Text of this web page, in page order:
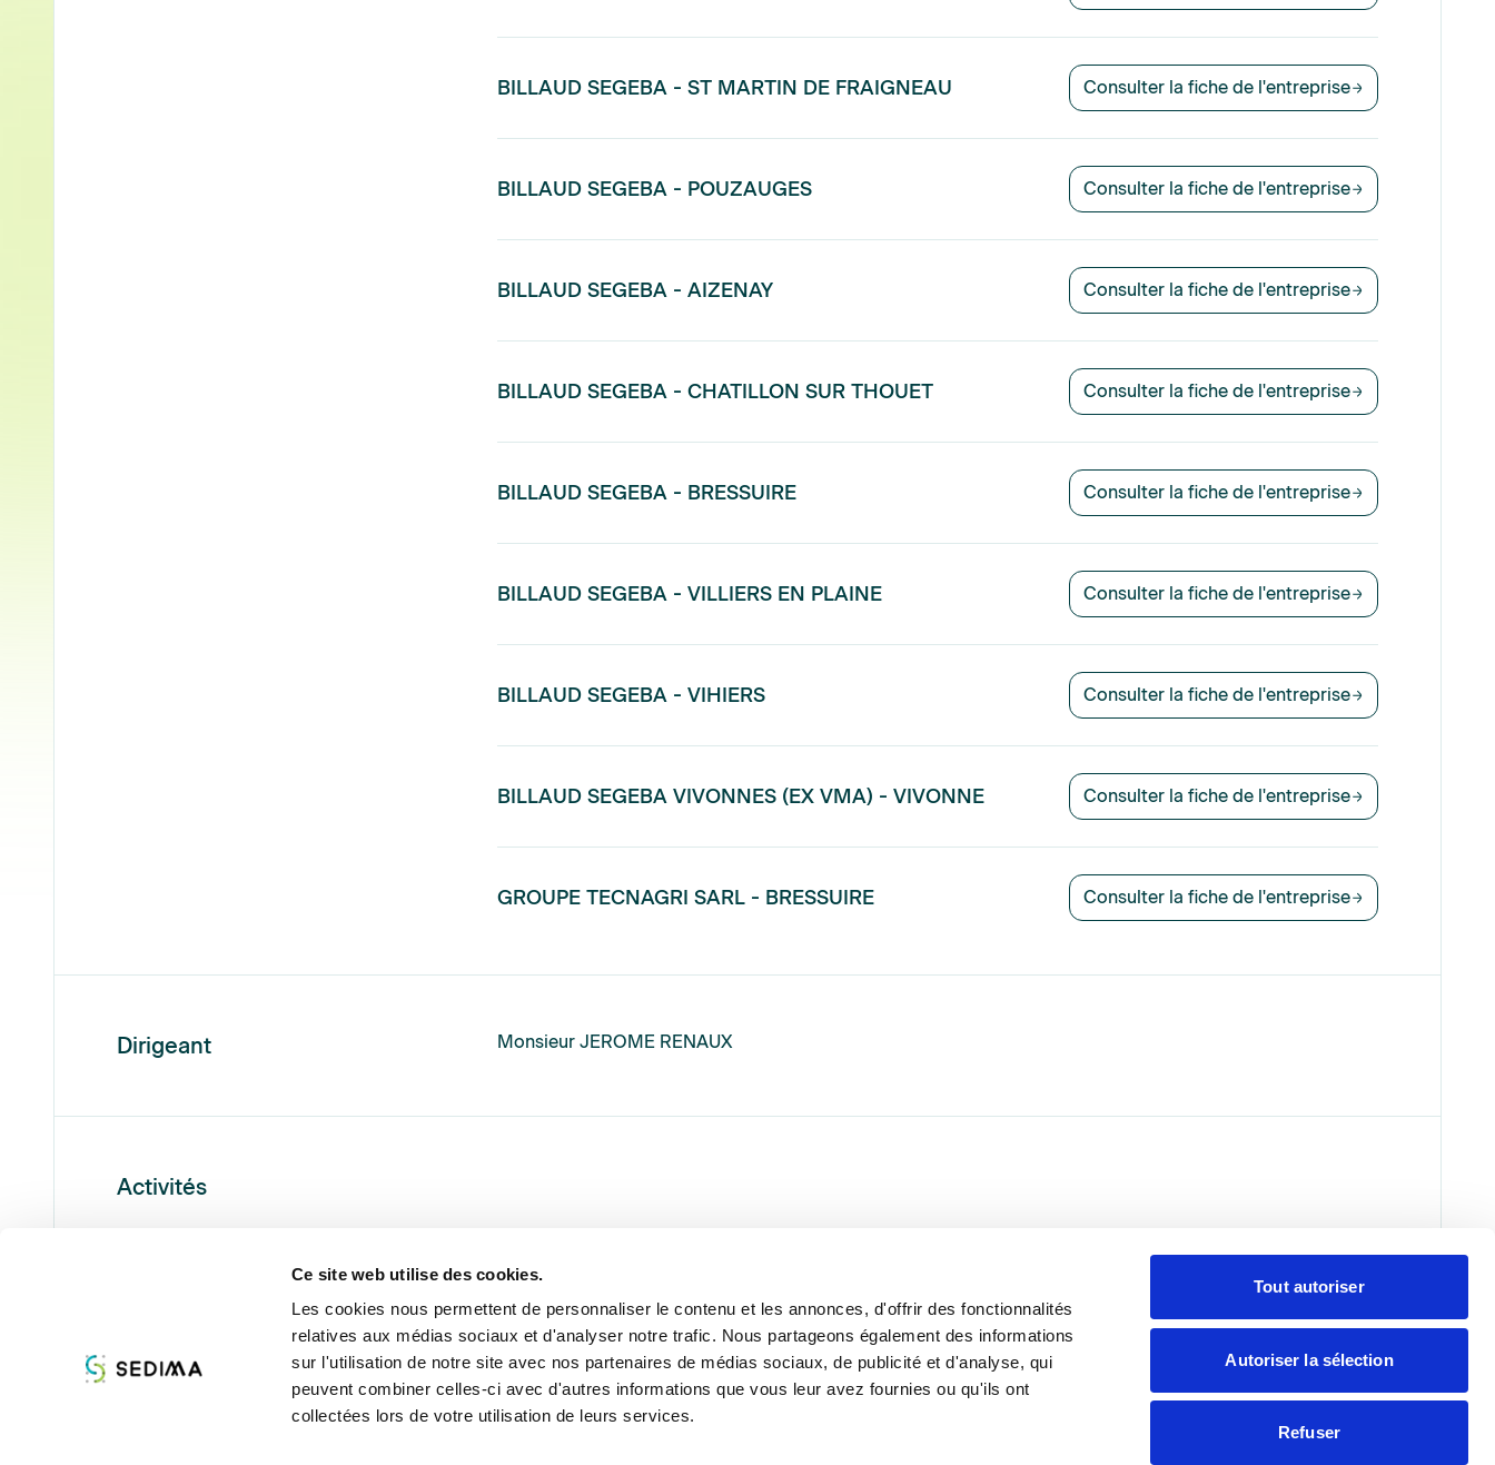
Ce site web utilise des cookies.
Les cookies nous permettent de personnaliser le contenu et les annonces, d'offrir des fonctionnalités
relatives aux médias sociaux et d'analyser notre trafic. Nous partageons également des informations
sur l'utilisation de notre site avec nos partenaires de médias sociaux, de publicité et d'analyse, qui
peuvent combiner celles-ci avec d'autres informations que vous leur avez fournies ou qu'ils ont
collectées lors de votre utilisation de leurs services.
Tout autoriser
Autoriser la sélection
Refuser
BILLAUD SEGEBA - ST MARTIN DE FRAIGNEAU Consulter la fiche de l'entreprise
BILLAUD SEGEBA - POUZAUGES Consulter la fiche de l'entreprise
BILLAUD SEGEBA - AIZENAY Consulter la fiche de l'entreprise
BILLAUD SEGEBA - CHATILLON SUR THOUET Consulter la fiche de l'entreprise
BILLAUD SEGEBA - BRESSUIRE Consulter la fiche de l'entreprise
BILLAUD SEGEBA - VILLIERS EN PLAINE Consulter la fiche de l'entreprise
BILLAUD SEGEBA - VIHIERS Consulter la fiche de l'entreprise
BILLAUD SEGEBA VIVONNES (EX VMA) - VIVONNE Consulter la fiche de l'entreprise
GROUPE TECNAGRI SARL - BRESSUIRE Consulter la fiche de l'entreprise
Dirigeant Monsieur JEROME RENAUX
Activités
À proposAssistance et expertise FormationsOffres d’emploiAnnuairePresse